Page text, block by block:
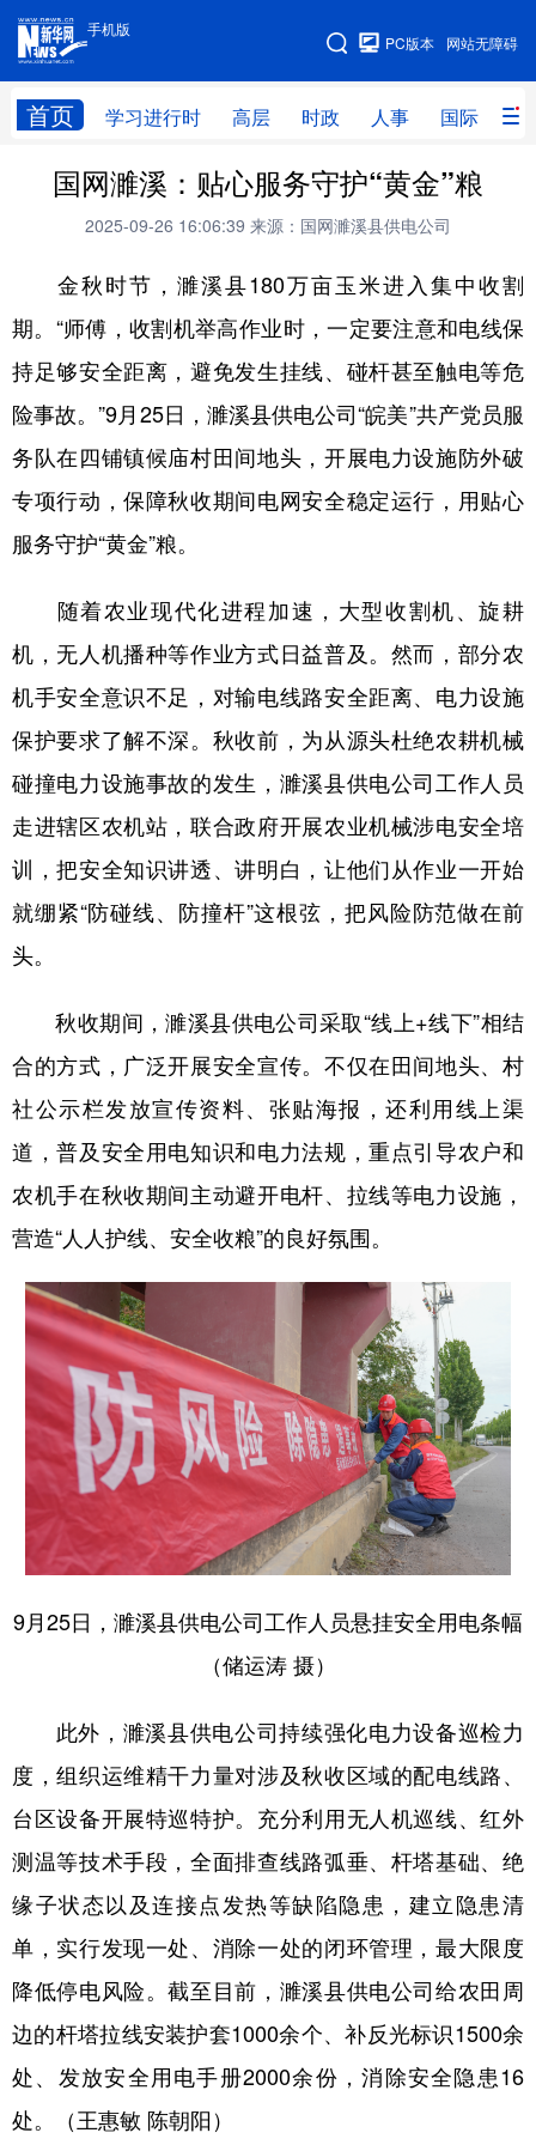
手机版
网站无障碍
PC版本
首页 学习进行时 高层 时政 人事 国际 财
手机版
网站地图
学习进行时 高层 时政 人事
国际 财经 网评 港澳
台湾 思客智库 全球连线 教育
科技 科创 量子 体育
文化 书画 健康 军事
访谈 视频 图片 政务
食品
彩票 时尚 悦读
公益 一带一路 亚太网 上市公司
文化产业
地方频道
北京 天津 河北 山西
浙江 安徽 福建 江西
山东 河南 湖北 湖南
四川 贵州 西藏
陕西 甘肃 青海
新疆 内蒙古 黑龙江
多语种频道
English Español Français عربى
Русский язык 日本語 한국어
Deutsch Português
国网濉溪：贴心服务守护“黄金”粮
2025-09-26 16:06:39 来源：国网濉溪县供电公司
金秋时节，濉溪县180万亩玉米进入集中收割
期。“师傅，收割机举高作业时，一定要注意和电线保
持足够安全距离，避免发生挂线、碰杆甚至触电等危
险事故。”9月25日，濉溪县供电公司“皖美”共产党员服
务队在四铺镇候庙村田间地头，开展电力设施防外破
专项行动，保障秋收期间电网安全稳定运行，用贴心
服务守护“黄金”粮。
随着农业现代化进程加速，大型收割机、旋耕
机，无人机播种等作业方式日益普及。然而，部分农
机手安全意识不足，对输电线路安全距离、电力设施
保护要求了解不深。秋收前，为从源头杜绝农耕机械
碰撞电力设施事故的发生，濉溪县供电公司工作人员
走进辖区农机站，联合政府开展农业机械涉电安全培
训，把安全知识讲透、讲明白，让他们从作业一开始
就绷紧“防碰线、防撞杆”这根弦，把风险防范做在前
头。
秋收期间，濉溪县供电公司采取“线上+线下”相结
合的方式，广泛开展安全宣传。不仅在田间地头、村
社公示栏发放宣传资料、张贴海报，还利用线上渠
道，普及安全用电知识和电力法规，重点引导农户和
农机手在秋收期间主动避开电杆、拉线等电力设施，
营造“人人护线、安全收粮”的良好氛围。
9月25日，濉溪县供电公司工作人员悬挂安全用电条幅
（储运涛 摄）
此外，濉溪县供电公司持续强化电力设备巡检力
度，组织运维精干力量对涉及秋收区域的配电线路、
台区设备开展特巡特护。充分利用无人机巡线、红外
测温等技术手段，全面排查线路弧垂、杆塔基础、绝
缘子状态以及连接点发热等缺陷隐患，建立隐患清
单，实行发现一处、消除一处的闭环管理，最大限度
降低停电风险。截至目前，濉溪县供电公司给农田周
边的杆塔拉线安装护套1000余个、补反光标识1500余
处、发放安全用电手册2000余份，消除安全隐患16
处。（王惠敏 陈朝阳）